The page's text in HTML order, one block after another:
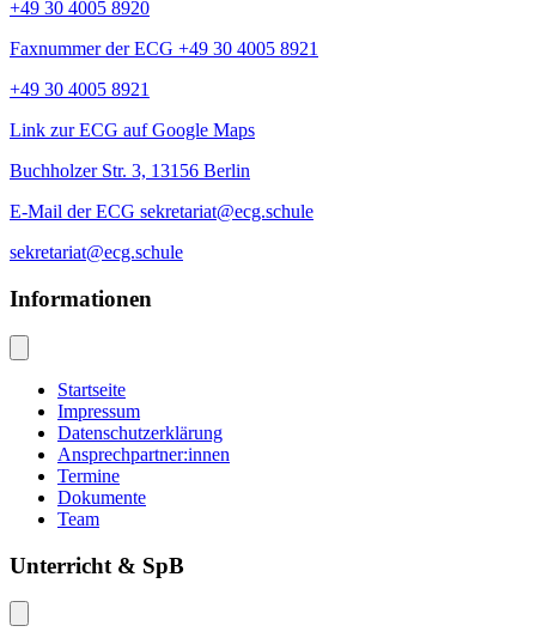
+49 30 4005 8920
Faxnummer der ECG +49 30 4005 8921
+49 30 4005 8921
Link zur ECG auf Google Maps
Buchholzer Str. 3, 13156 Berlin
E-Mail der ECG sekretariat@ecg.schule
sekretariat@ecg.schule
Informationen
Startseite
Impressum
Datenschutzerklärung
Ansprechpartner:innen
Termine
Dokumente
Team
Unterricht & SpB